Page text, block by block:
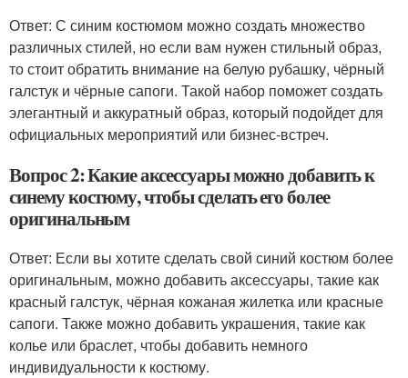
Ответ: С синим костюмом можно создать множество
различных стилей, но если вам нужен стильный образ,
то стоит обратить внимание на белую рубашку, чёрный
галстук и чёрные сапоги. Такой набор поможет создать
элегантный и аккуратный образ, который подойдет для
официальных мероприятий или бизнес-встреч.
Вопрос 2: Какие аксессуары можно добавить к
синему костюму, чтобы сделать его более
оригинальным
Ответ: Если вы хотите сделать свой синий костюм более
оригинальным, можно добавить аксессуары, такие как
красный галстук, чёрная кожаная жилетка или красные
сапоги. Также можно добавить украшения, такие как
колье или браслет, чтобы добавить немного
индивидуальности к костюму.